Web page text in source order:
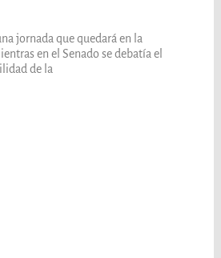
jornada que quedará en la
en el Senado se debatía el
de la